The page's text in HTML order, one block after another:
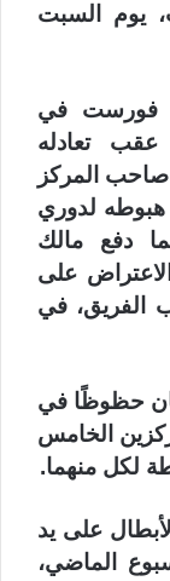
يوم السبت
فورست في
عقب تعادله
صاحب المركز
هبوطه لدوري
دفع مالك
على
الفريق، في
حظوظًا في
الخامس
على يد
الماضي،